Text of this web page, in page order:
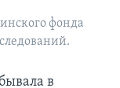
фонда
в